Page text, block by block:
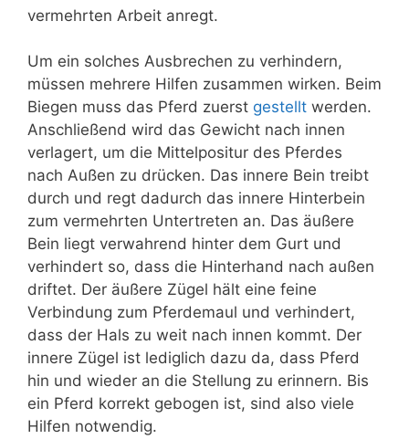
vermehrten Arbeit anregt.
Um ein solches Ausbrechen zu verhindern,
müssen mehrere Hilfen zusammen wirken. Beim
Biegen muss das Pferd zuerst gestellt werden.
Anschließend wird das Gewicht nach innen
verlagert, um die Mittelpositur des Pferdes
nach Außen zu drücken. Das innere Bein treibt
durch und regt dadurch das innere Hinterbein
zum vermehrten Untertreten an. Das äußere
Bein liegt verwahrend hinter dem Gurt und
verhindert so, dass die Hinterhand nach außen
driftet. Der äußere Zügel hält eine feine
Verbindung zum Pferdemaul und verhindert,
dass der Hals zu weit nach innen kommt. Der
innere Zügel ist lediglich dazu da, dass Pferd
hin und wieder an die Stellung zu erinnern. Bis
ein Pferd korrekt gebogen ist, sind also viele
Hilfen notwendig.